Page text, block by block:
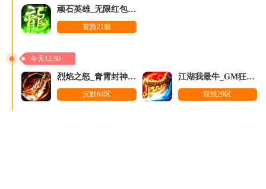
顽石英雄_无限红包传奇
冒险21服
今天12:30
烈焰之怒_青霄封神爽送充
沉默64区
江湖我最牛_GM狂送真充超超变
双线29区